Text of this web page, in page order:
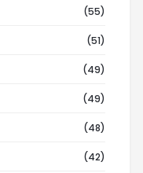
(55)
(51)
(49)
(49)
(48)
(42)